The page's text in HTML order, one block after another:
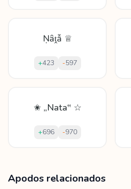
Ṇȃṱẫ ♕
+423 -597
✬ „Nata‟ ☆
+696 -970
Apodos relacionados